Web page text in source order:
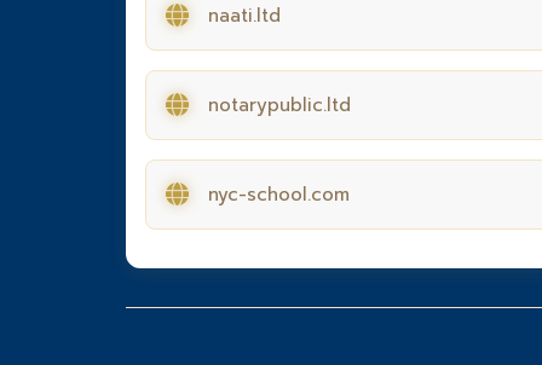
naati.ltd
notarypublic.ltd
nyc-school.com